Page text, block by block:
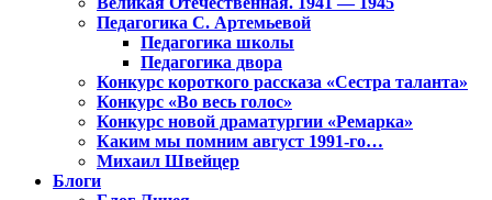
Педагогика С. Артемьевой
Педагогика школы
Педагогика двора
Конкурс короткого рассказа «Сестра таланта»
Конкурс «Во весь голос»
Конкурс новой драматургии «Ремарка»
Каким мы помним август 1991-го…
Михаил Швейцер
Блоги